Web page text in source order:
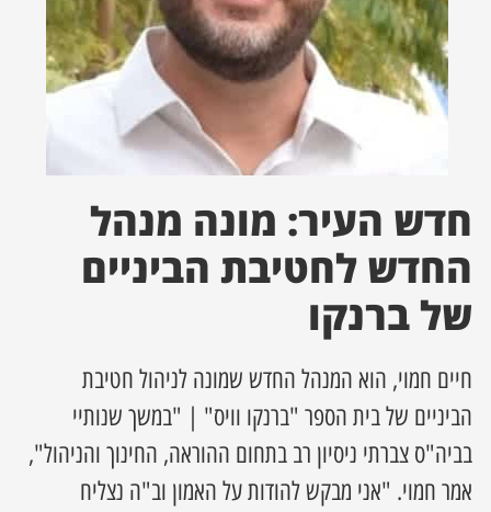
מסע מלחמה
השבוע
מקומית
עסקים
חדש העיר: מונה מנהל
החדש לחטיבת הביניים
של ברנקו
חיים חמוי, הוא המנהל החדש שמונה לניהול חטיבת
הביניים של בית הספר "ברנקו וויס" | "במשך שנותיי
בביה"ס צברתי ניסיון רב בתחום ההוראה, החינוך והניהול",
אמר חמוי. "אני מבקש להודות על האמון וב"ה נצליח